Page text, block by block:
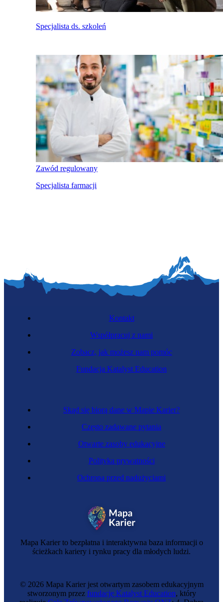
Specjalista ds. szkoleń
Zawód regulowany
Specjalista farmacji
Mapa Karier to bezpłatna i interaktywna baza informacji o
ścieżkach kariery i rynku pracy dla młodych ludzi.
Skąd się biorą dane w Mapie Karier?
Często zadawane pytania
Otwarte zasoby edukacyjne
Polityka prywatności
Ochrona przed nadużyciami
Kontakt
Współpracuj z nami
Zobacz, jak możesz nam pomóc
Fundacja Katalyst Education
© 2026 Mapa Karier jest otwartym zasobem edukacyjnym
stworzonym przez fundację Katalyst Education, który